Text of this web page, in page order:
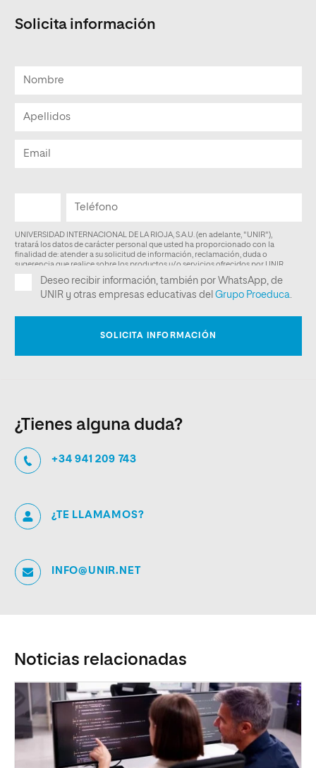
Solicita información
¿Tienes alguna duda?
+34 941 209 743
¿TE LLAMAMOS?
INFO@UNIR.NET
Noticias relacionadas